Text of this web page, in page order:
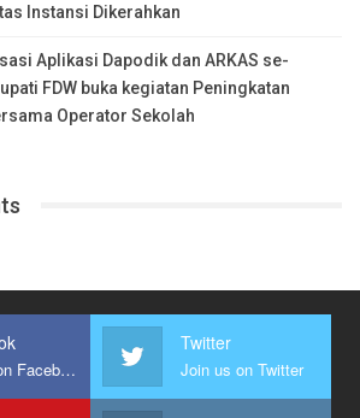
Instansi Dikerahkan
Aplikasi Dapodik dan ARKAS se-
FDW buka kegiatan Peningkatan
Operator Sekolah
Join us on Facebook
Twitter
Join us on Twitter